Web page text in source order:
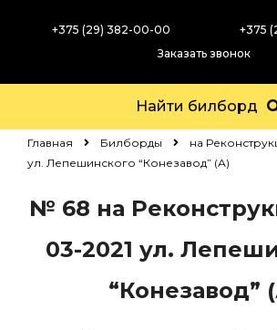
+375 (29) 382-00-00
+375
Заказать звонок
Найти билборд
Главная Билборды
на
ул. Лепешинского “Конезавод” (А)
№ 68 на
03-2021 ул.
“Конезавод”